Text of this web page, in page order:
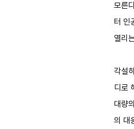
모른
터 인
열리
각설
디로
대량
의 대